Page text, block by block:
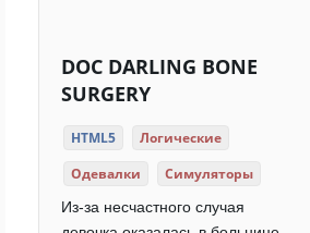
DOC DARLING BONE
SURGERY
HTML5
Логические
Одевалки
Симуляторы
Из-за несчастного случая